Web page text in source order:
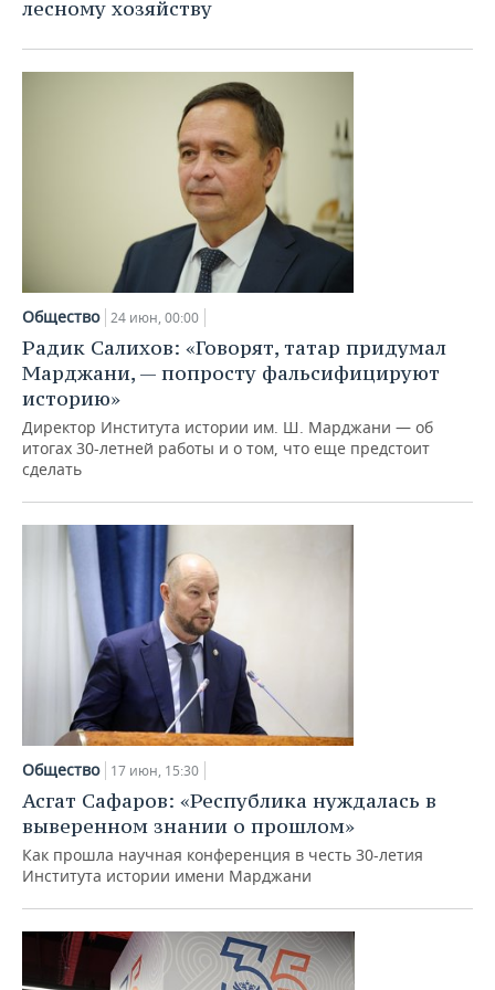
лесному хозяйству
Общество 24 июн, 00:00
Радик Салихов: «Говорят, татар придумал
Марджани, — попросту фальсифицируют
историю»
Директор Института истории им. Ш. Марджани — об
итогах 30-летней работы и о том, что еще предстоит
сделать
Общество 17 июн, 15:30
Асгат Сафаров: «Республика нуждалась в
выверенном знании о прошлом»
Как прошла научная конференция в честь 30-летия
Института истории имени Марджани